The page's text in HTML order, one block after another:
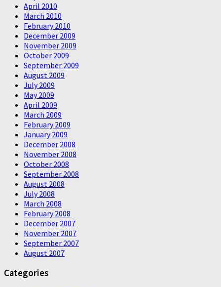
April 2010
March 2010
February 2010
December 2009
November 2009
October 2009
September 2009
August 2009
July 2009
May 2009
April 2009
March 2009
February 2009
January 2009
December 2008
November 2008
October 2008
September 2008
August 2008
July 2008
March 2008
February 2008
December 2007
November 2007
September 2007
August 2007
Categories